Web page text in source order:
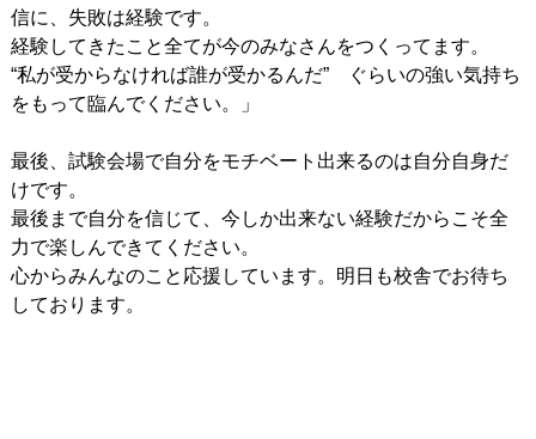
信に、失敗は経験です。
経験してきたこと全てが今のみなさんをつくってます。
“私が受からなければ誰が受かるんだ” ぐらいの強い気持ち
をもって臨んでください。」
最後、試験会場で自分をモチベート出来るのは自分自身だ
けです。
最後まで自分を信じて、今しか出来ない経験だからこそ全
力で楽しんできてください。
心からみんなのこと応援しています。明日も校舎でお待ち
しております。